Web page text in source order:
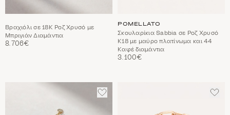
Βραχιόλι σε 18Κ Ροζ Χρυσό με
Μπριγιάν Διαμάντια
8.706€
POMELLATO
Σκουλαρίκια Sabbia σε Ροζ Χρυσό
Κ18 με μαύρο πλατίνωμα και 44
Καφέ διαμάντια
3.100€
ΠΡΟΣΘΈΣΤΕ
ΣΤΑ